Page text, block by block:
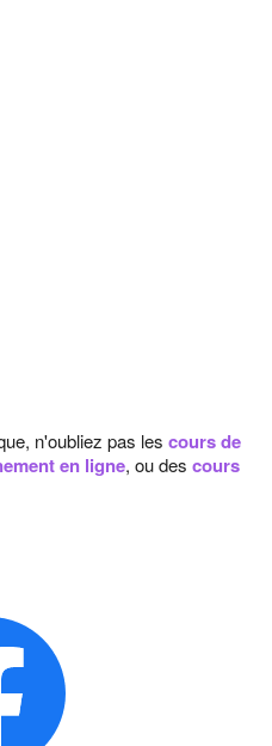
n'oubliez pas les cours de
en ligne, ou des cours